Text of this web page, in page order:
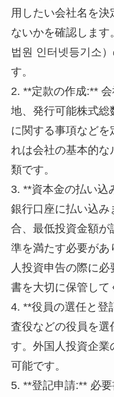
用したい会社名を
ないかを確認します
법원 인터넷등기소
す。
2. **定款の作成:**
地、発行可能株式総
に関する事項などを
れは会社の基本的
類です。
3. **資本金の払い込
銀行口座に払い込
合、最低投資金額が
準を満たす必要があ
人投資申告の際に
書を大切に保管して
4. **役員の選任と登
査役などの役員を選
す。外国人投資企
可能です。
5. **登記申請:** 必